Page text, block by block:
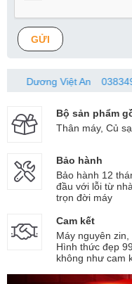
GỬI
Việt An 038349xxxx
Bộ sản phẩm
Thân máy, Củ
Bảo hành
Bảo hành 12
đầu với lỗi từ
trọn đời máy
Cam kết
Máy nguyên
Hình thức đẹp
không như cam